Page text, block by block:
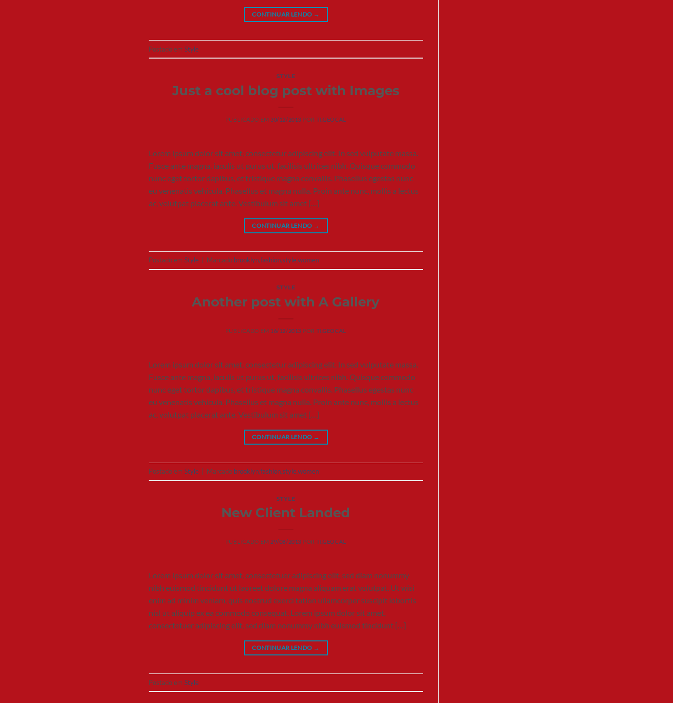
CONTINUAR LENDO →
Postado em Style
STYLE
Just a cool blog post with Images
PUBLICADO EM 30/12/2013 POR TI.GEOCAL
Lorem ipsum dolor sit amet, consectetur adipiscing elit. In sed vulputate massa.
Fusce ante magna, iaculis ut purus ut, facilisis ultrices nibh. Quisque commodo
nunc eget tortor dapibus, et tristique magna convallis. Phasellus egestas nunc
eu venenatis vehicula. Phasellus et magna nulla. Proin ante nunc, mollis a lectus
ac, volutpat placerat ante. Vestibulum sit amet […]
CONTINUAR LENDO →
Postado em Style Marcado brooklyn,fashion,style,women
STYLE
Another post with A Gallery
PUBLICADO EM 16/12/2013 POR TI.GEOCAL
Lorem ipsum dolor sit amet, consectetur adipiscing elit. In sed vulputate massa.
Fusce ante magna, iaculis ut purus ut, facilisis ultrices nibh. Quisque commodo
nunc eget tortor dapibus, et tristique magna convallis. Phasellus egestas nunc
eu venenatis vehicula. Phasellus et magna nulla. Proin ante nunc, mollis a lectus
ac, volutpat placerat ante. Vestibulum sit amet […]
CONTINUAR LENDO →
Postado em Style Marcado brooklyn,fashion,style,women
STYLE
New Client Landed
PUBLICADO EM 29/08/2013 POR TI.GEOCAL
Lorem ipsum dolor sit amet, consectetuer adipiscing elit, sed diam nonummy
nibh euismod tincidunt ut laoreet dolore magna aliquam erat volutpat. Ut wisi
enim ad minim veniam, quis nostrud exerci tation ullamcorper suscipit lobortis
nisl ut aliquip ex ea commodo consequat. Lorem ipsum dolor sit amet,
consectetuer adipiscing elit, sed diam nonummy nibh euismod tincidunt […]
CONTINUAR LENDO →
Postado em Style